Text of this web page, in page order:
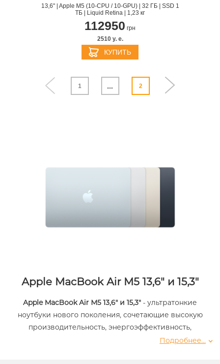
13,6" | Apple M5 (10-CPU / 10-GPU) | 32 ГБ | SSD 1
ТБ | Liquid Retina | 1,23 кг
112950 грн
2510 y. e.
КУПИТЬ
1 ... 2
Apple MacBook Air M5 13,6" и 15,3"
Apple MacBook Air M5 13,6" и 15,3" - ультратонкие
ноутбуки нового поколения, сочетающие высокую
производительность, энергоэффективность,
минимальный вес и удобство на каждый день. Чип
Подробнее...